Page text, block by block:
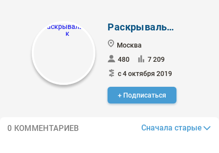
Раскрывальщик
Москва
480
7 209
с 4 октября 2019
+ Подписаться
0 КОММЕНТАРИЕВ Сначала старые